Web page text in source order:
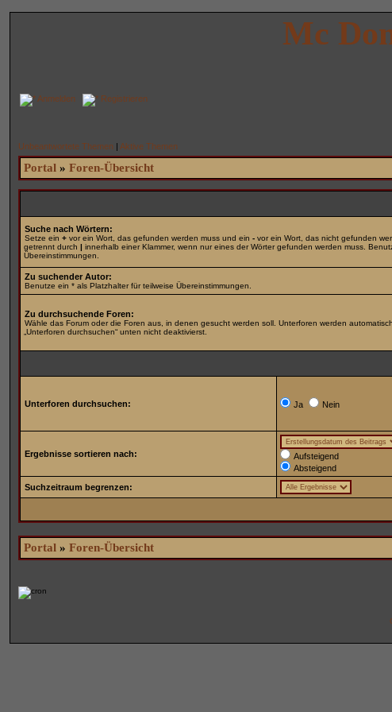
Mc
Anmelden Registrieren
Unbeantwortete Themen | Aktive Themen
Portal »Foren-Übersicht
Suche nach Wörtern:
Setze ein+ vor ein Wort, das gefunden werden muss und ein- vor ein Wort, das nicht gefunden
getrennt durch| innerhalb einer Klammer, wenn nur eines der Wörter gefunden werden muss.
Übereinstimmungen.
Zu suchender Autor:
Benutze ein * als Platzhalter für teilweise Übereinstimmungen.
Zu durchsuchende Foren:
Wähle das Forum oder die Foren aus, in denen gesucht werden soll. Unterforen werden
„Unterforen durchsuchen“ unten nicht deaktivierst.
Unterforen durchsuchen: Ja Nein
Ergebnisse sortieren nach:
Aufsteigend
Absteigend
Suchzeitraum begrenzen:
Portal »Foren-Übersicht